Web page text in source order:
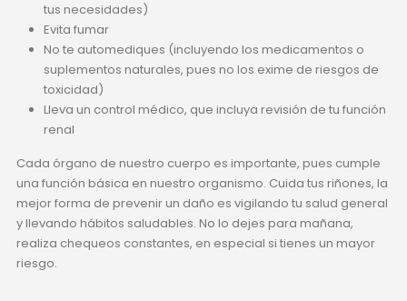
tus necesidades)
Evita fumar
No te automediques (incluyendo los medicamentos o
suplementos naturales, pues no los exime de riesgos de
toxicidad)
Lleva un control médico, que incluya revisión de tu función
renal
Cada órgano de nuestro cuerpo es importante, pues cumple
una función básica en nuestro organismo. Cuida tus riñones, la
mejor forma de prevenir un daño es vigilando tu salud general
y llevando hábitos saludables. No lo dejes para mañana,
realiza chequeos constantes, en especial si tienes un mayor
riesgo.